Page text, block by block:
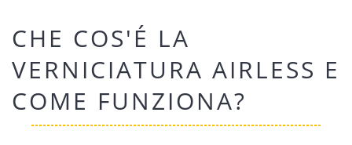
CHE COS'É LA
VERNICIATURA AIRLESS E
COME FUNZIONA?